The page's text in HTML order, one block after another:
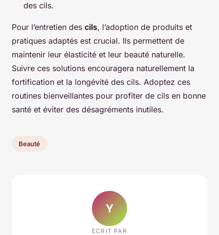
des cils.
Pour l’entretien des cils, l’adoption de produits et
pratiques adaptés est crucial. Ils permettent de
maintenir leur élasticité et leur beauté naturelle.
Suivre ces solutions encouragera naturellement la
fortification et la longévité des cils. Adoptez ces
routines bienveillantes pour profiter de cils en bonne
santé et éviter des désagréments inutiles.
Beauté
Y
ECRIT PAR